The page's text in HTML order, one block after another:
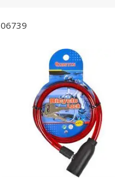
06739